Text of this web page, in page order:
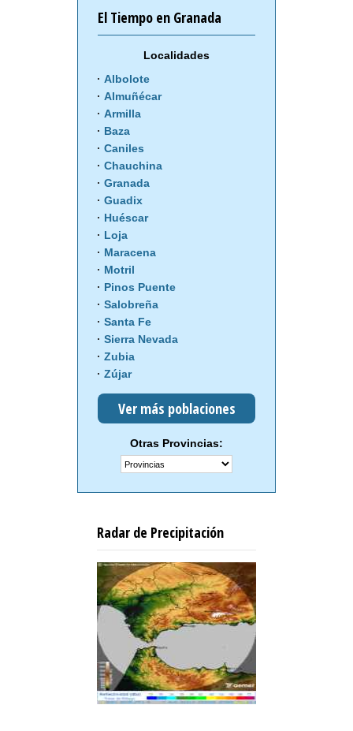
El Tiempo en Granada
Localidades
Albolote
Almuñécar
Armilla
Baza
Caniles
Chauchina
Granada
Guadix
Huéscar
Loja
Maracena
Motril
Pinos Puente
Salobreña
Santa Fe
Sierra Nevada
Zubia
Zújar
Ver más poblaciones
Otras Provincias:
Radar de Precipitación